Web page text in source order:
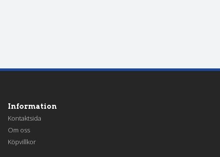
Information
Kontaktsida
Om oss
Köpvillkor